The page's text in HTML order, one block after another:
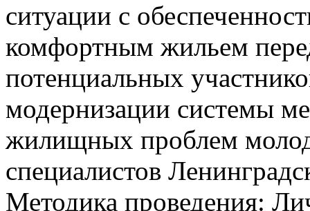
ситуации с
комфортным жильем
потенциальных
модернизации системы
жилищных проблем
специалистов
Методика проведения: